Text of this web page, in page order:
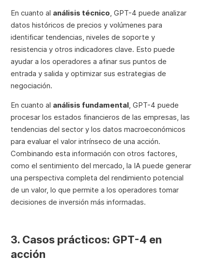
En cuanto al análisis técnico , GPT-4 puede analizar
datos históricos de precios y volúmenes para
identificar tendencias, niveles de soporte y
resistencia y otros indicadores clave. Esto puede
ayudar a los operadores a afinar sus puntos de
entrada y salida y optimizar sus estrategias de
negociación.
En cuanto al análisis fundamental , GPT-4 puede
procesar los estados financieros de las empresas, las
tendencias del sector y los datos macroeconómicos
para evaluar el valor intrínseco de una acción.
Combinando esta información con otros factores,
como el sentimiento del mercado, la IA puede generar
una perspectiva completa del rendimiento potencial
de un valor, lo que permite a los operadores tomar
decisiones de inversión más informadas.
3. Casos prácticos: GPT-4 en
acción